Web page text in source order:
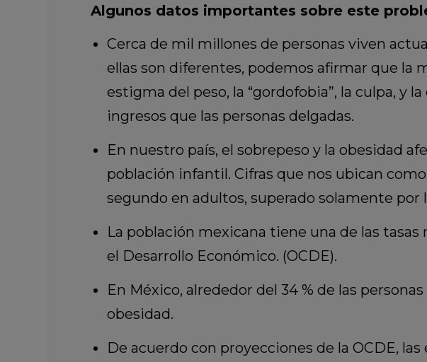
Algunos datos importantes sobre este
Cerca de mil millones de personas viven
ellas son diferentes, podemos afirmar que la
estigma del peso, la “gordofobia”, la culpa, y
ingresos que las personas delgadas.
En nuestro país, el sobrepeso y la obesidad
población infantil. Cifras que nos ubican
segundo en adultos, superado solamente por
La población mexicana tiene una de las
el Desarrollo Económico. (OCDE).
En México, alrededor del 34 % de las
obesidad.
De acuerdo con proyecciones de la OCDE,